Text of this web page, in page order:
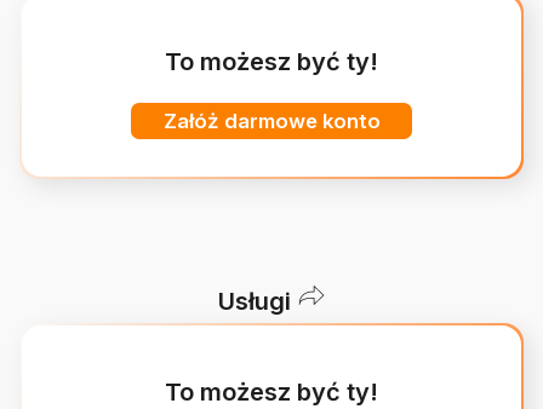
To możesz być ty!
Załóż darmowe konto
Usługi
To możesz być ty!